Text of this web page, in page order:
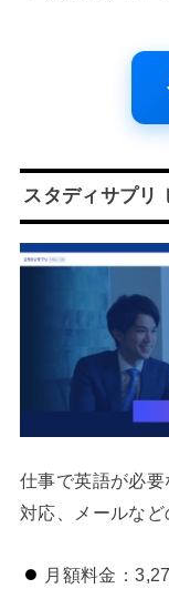
スタディサプリ
仕事で英語が必
対応、メールなど
月額料金：